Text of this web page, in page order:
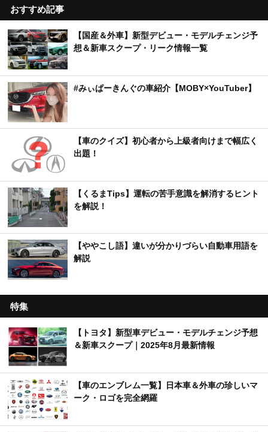
おすすめ記事
【国産＆外車】新型デビュー・モデルチェンジ予
想＆新車スクープ・リーク情報一覧
#みぃぱーきんぐの車紹介【MOBY×YouTuber】
【車のクイズ】初心者から上級者向けまで幅広く
出題！
【くるまTips】運転の苦手意識を解消するヒント
を解説！
【ややこし語】違いが分かりづらい自動車用語を
解説
特集
【トヨタ】新型車デビュー・モデルチェンジ予想
＆新車スクープ｜2025年8月最新情報
【車のエンブレム一覧】日本車＆外車の珍しいマ
ーク・ロゴを完全網羅